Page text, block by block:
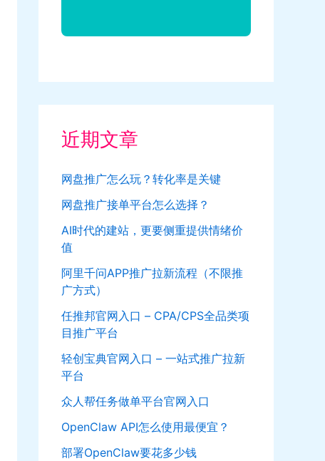
近期文章
网盘推广怎么玩？转化率是关键
网盘推广接单平台怎么选择？
AI时代的建站，更要侧重提供情绪价
值
阿里千问APP推广拉新流程（不限推
广方式）
任推邦官网入口 – CPA/CPS全品类项
目推广平台
轻创宝典官网入口 – 一站式推广拉新
平台
众人帮任务做单平台官网入口
OpenClaw API怎么使用最便宜？
部署OpenClaw要花多少钱